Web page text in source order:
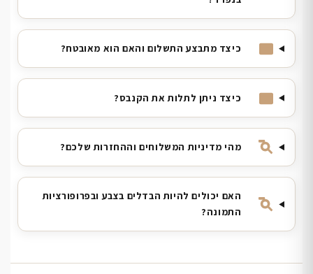
כיצד מתבצע התשלום והאם הוא מאובטח?
כיצד ניתן לתלות את הקנבס?
מהי מדיניות המשלוחים וההחזרות שלכם?
האם יכולים להיות הבדלים בצבע ובפרופורציות
התמונה?